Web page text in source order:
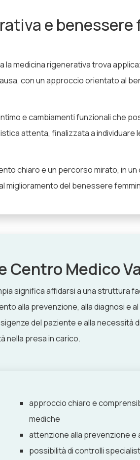
e benessere
la medicina rigenerativa trova
con un approccio orientato al
e cambiamenti funzionali che
attenta, finalizzata a individuare
chiaro e un percorso mirato, in
miglioramento del benessere
Centro Medico
significa affidarsi a una struttura
alla prevenzione, alla diagnosi e
del paziente e alla necessità
nella presa in carico.
approccio chiaro e
mediche
attenzione alla prevenzione e
possibilità di controlli